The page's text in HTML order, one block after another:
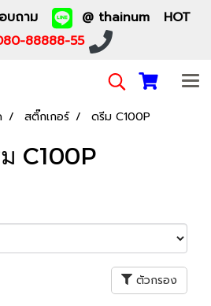
อบถาม
@ thainum HOT
88888-55
สติ๊กเกอร์ ดรีม C100P
C100P
ตัวกรอง